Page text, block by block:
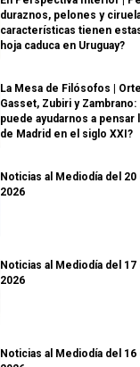
duraznos, pelones y
características tienen
hoja caduca en Uruguay?
La Mesa de Filósofos |
Gasset, Zubiri y Zambrano:
puede ayudarnos a pensar
de Madrid en el siglo XXI?
Noticias al Mediodía del 20
2026
Noticias al Mediodía del 17
2026
Noticias al Mediodía del 16